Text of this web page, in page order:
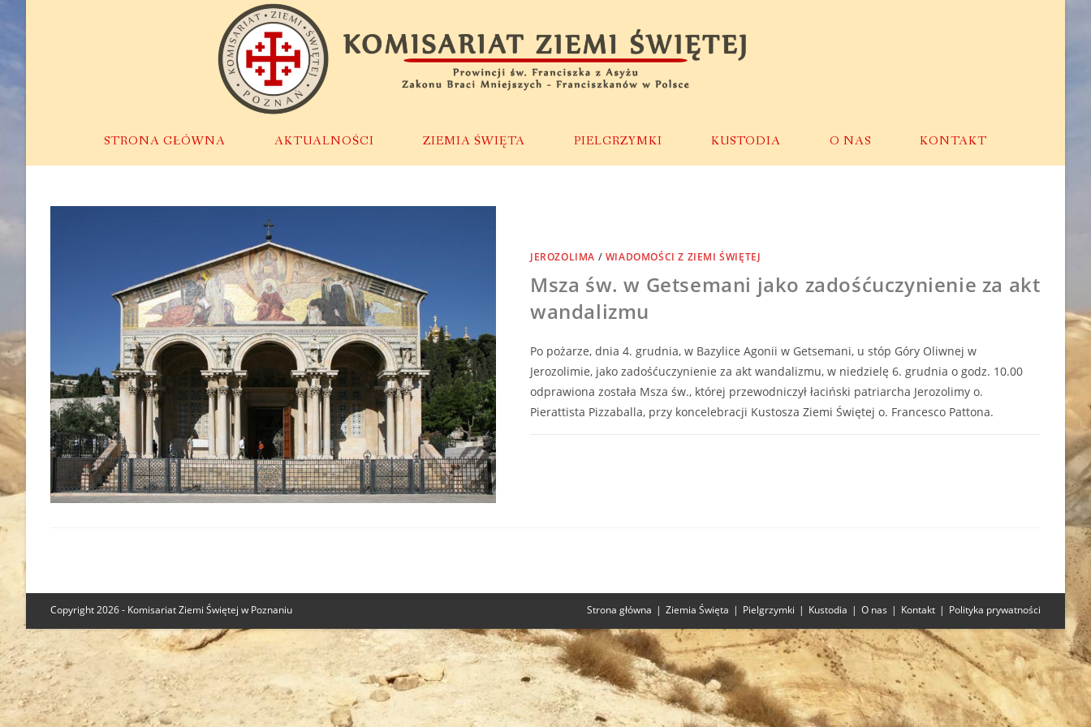
STRONA GŁÓWNA AKTUALNOŚCI ZIEMIA ŚWIĘTA PIELGRZYMKI KUSTODIA O NAS KONTAKT
JEROZOLIMA / WIADOMOŚCI Z ZIEMI ŚWIĘTEJ
Msza św. w Getsemani jako zadośćuczynienie za akt
wandalizmu
Po pożarze, dnia 4. grudnia, w Bazylice Agonii w Getsemani, u stóp Góry Oliwnej w
Jerozolimie, jako zadośćuczynienie za akt wandalizmu, w niedzielę 6. grudnia o godz. 10.00
odprawiona została Msza św., której przewodniczył łaciński patriarcha Jerozolimy o.
Pierattista Pizzaballa, przy koncelebracji Kustosza Ziemi Świętej o. Francesco Pattona.
Strona główna Ziemia Święta Pielgrzymki Kustodia O nas Kontakt Polityka prywatności
Copyright 2026 - Komisariat Ziemi Świętej w Poznaniu